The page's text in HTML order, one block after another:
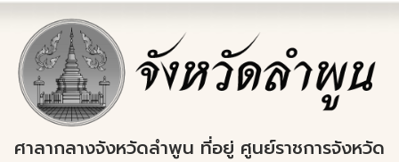
ศาลากลางจังหวัดลำพูน ที่อยู่ ศูนย์ราชการจังหวัด